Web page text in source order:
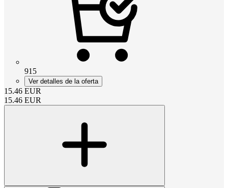
915
Ver detalles de la oferta
15.46 EUR
15.46 EUR